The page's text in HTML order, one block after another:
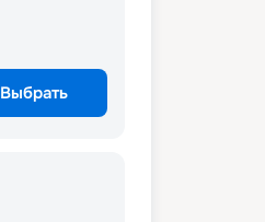
Выбрать